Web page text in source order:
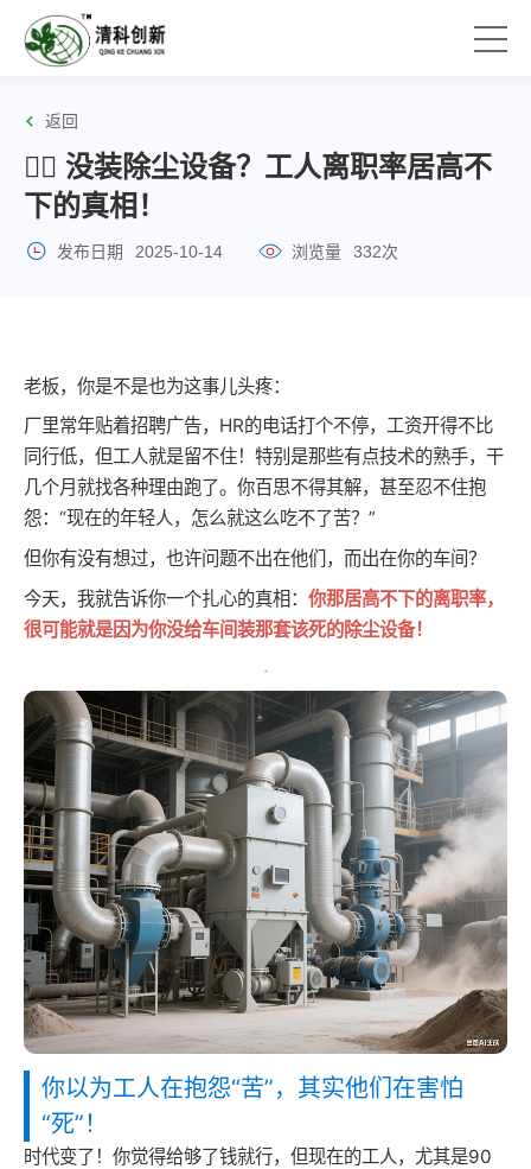
返回
🤷‍♂️ 没装除尘设备？工人离职率居高不
下的真相！
发布日期 2025-10-14 浏览量 332次
老板，你是不是也为这事儿头疼：
厂里常年贴着招聘广告，HR的电话打个不停，工资开得不比
同行低，但工人就是留不住！特别是那些有点技术的熟手，干
几个月就找各种理由跑了。你百思不得其解，甚至忍不住抱
怨：“现在的年轻人，怎么就这么吃不了苦？”
但你有没有想过，也许问题不出在他们，而出在你的车间？
今天，我就告诉你一个扎心的真相： 你那居高不下的离职率，
很可能就是因为你没给车间装那套该死的除尘设备！
你以为工人在抱怨“苦”，其实他们在害怕
“死”！
时代变了！你觉得给够了钱就行，但现在的工人，尤其是90